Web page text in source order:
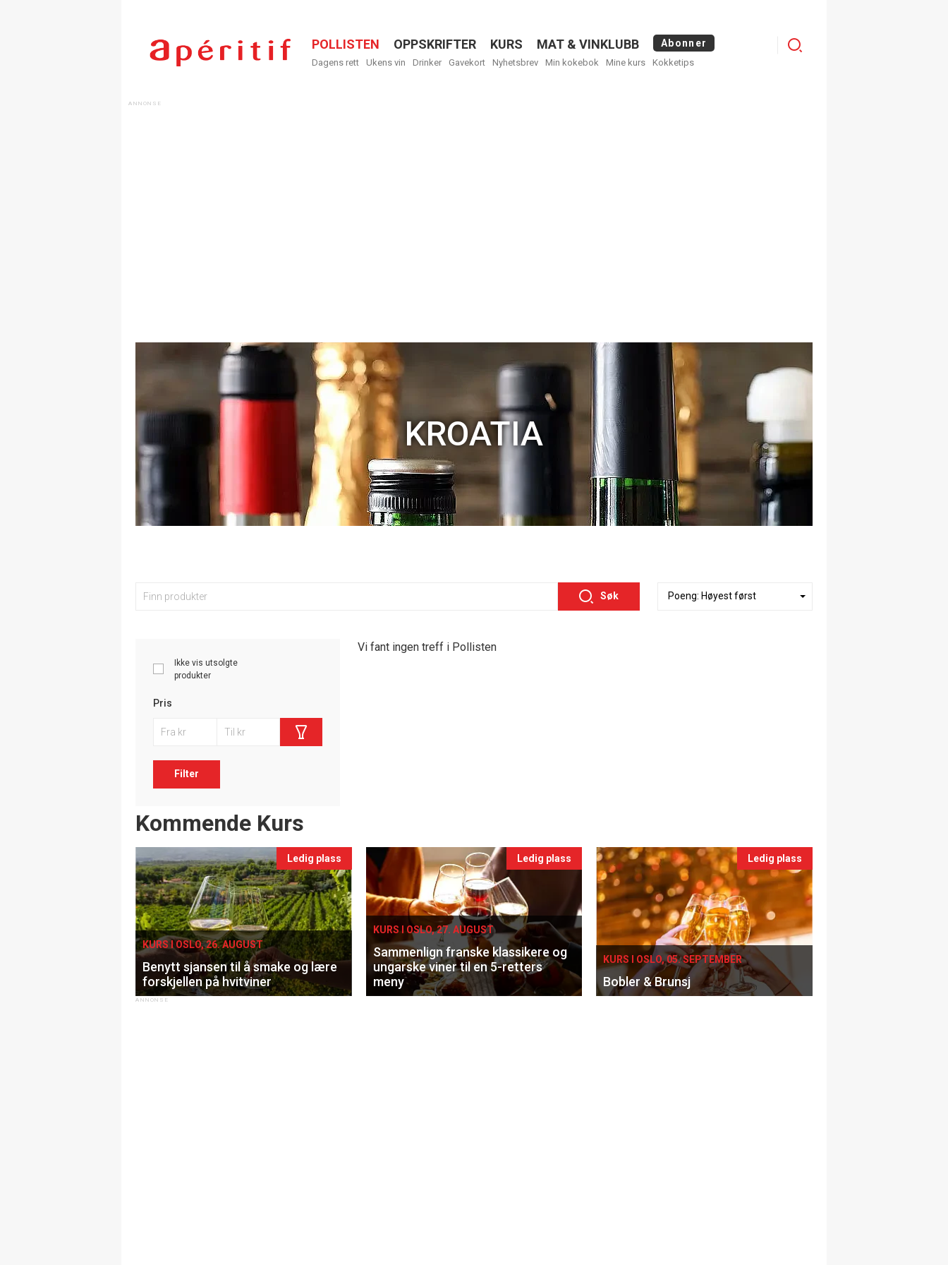
Menu
POLLISTEN OPPSKRIFTER KURS MAT & VINKLUBB Abonner
Dagens rett Ukens vin Drinker Gavekort Nyhetsbrev Min kokebok Mine kurs Kokketips
Logg
KROATIA
Søk
Ikke vis utsolgte
produkter
Pris
Filter
Vi fant ingen treff i Pollisten
Events
Kommende Kurs
Ledig plass
KURS I OSLO, 26. AUGUST
Benytt sjansen til å smake og lære
forskjellen på hvitviner
Ledig plass
KURS I OSLO, 27. AUGUST
Sammenlign franske klassikere og
ungarske viner til en 5-retters
meny
Ledig plass
KURS I OSLO, 05. SEPTEMBER
Bobler & Brunsj